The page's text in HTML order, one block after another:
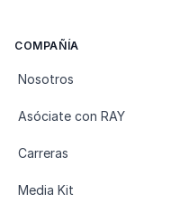
COMPAÑÍA
Nosotros
Asóciate con RAY
Carreras
Media Kit